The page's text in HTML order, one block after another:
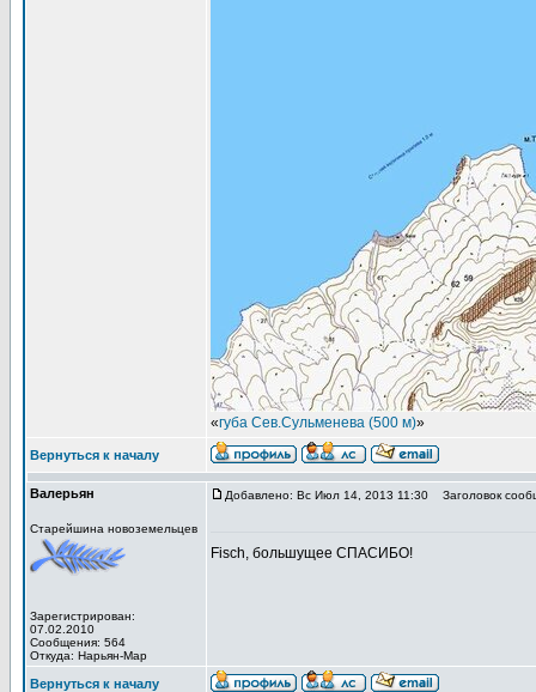
«губа Сев.Сульменева (500 м)»
Вернуться к началу
Валерьян
Старейшина новоземельцев
Зарегистрирован:
07.02.2010
Сообщения: 564
Откуда: Нарьян-Мар
Добавлено: Вс Июл 14, 2013 11:30 Заголовок
Fisch, большущее СПАСИБО!
Вернуться к началу